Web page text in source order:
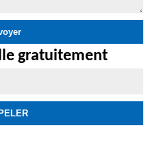
gratuitement